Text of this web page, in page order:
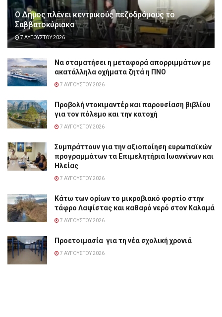
Ο Δήμος πλένει κεντρικούς πεζοδρόμους το
Σαββατοκύριακο
7 ΑΥΓΟΎΣΤΟΥ 2026
Να σταματήσει η μεταφορά απορριμμάτων με
ακατάλληλα οχήματα ζητά η ΠΝΟ
7 ΑΥΓΟΎΣΤΟΥ 2026
Προβολή ντοκιμαντέρ και παρουσίαση βιβλίου
για τον πόλεμο και την κατοχή
7 ΑΥΓΟΎΣΤΟΥ 2026
Συμπράττουν για την αξιοποίηση ευρωπαϊκών
προγραμμάτων τα Επιμελητήρια Ιωαννίνων και
Ηλείας
7 ΑΥΓΟΎΣΤΟΥ 2026
Κάτω των ορίων το μικροβιακό φορτίο στην
τάφρο Λαψίστας και καθαρό νερό στον Καλαμά
7 ΑΥΓΟΎΣΤΟΥ 2026
Προετοιμασία για τη νέα σχολική χρονιά
7 ΑΥΓΟΎΣΤΟΥ 2026